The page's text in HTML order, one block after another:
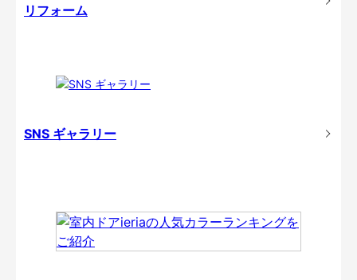
リフォーム
SNS ギャラリー